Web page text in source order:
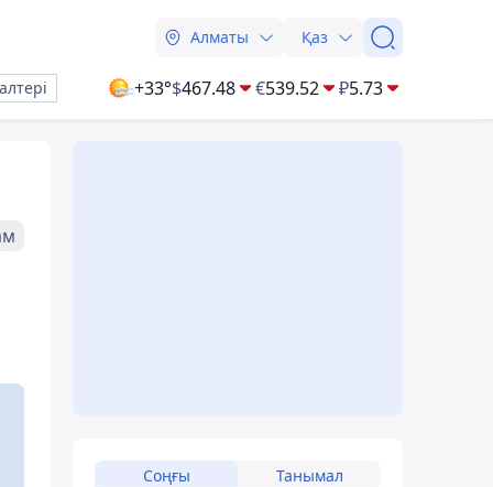
Алматы Қаз
+33°$467.48 €539.52 ₽5.73
Соңғы Танымал